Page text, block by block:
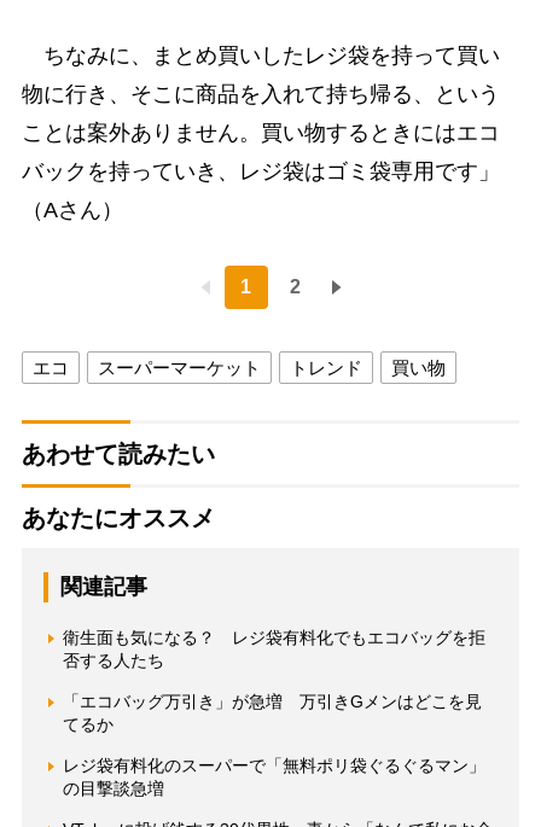
ちなみに、まとめ買いしたレジ袋を持って買い
物に行き、そこに商品を入れて持ち帰る、という
ことは案外ありません。買い物するときにはエコ
バックを持っていき、レジ袋はゴミ袋専用です」
（Aさん）
1 2
エコ スーパーマーケット トレンド 買い物
あわせて読みたい
あなたにオススメ
関連記事
衛生面も気になる？ レジ袋有料化でもエコバッグを拒
否する人たち
「エコバッグ万引き」が急増 万引きGメンはどこを見
てるか
レジ袋有料化のスーパーで「無料ポリ袋ぐるぐるマン」
の目撃談急増